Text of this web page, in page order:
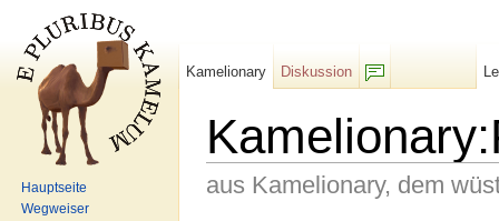
aus Kamelionary, dem
Kamelionary
Diskussion
Hauptseite
Wegweiser